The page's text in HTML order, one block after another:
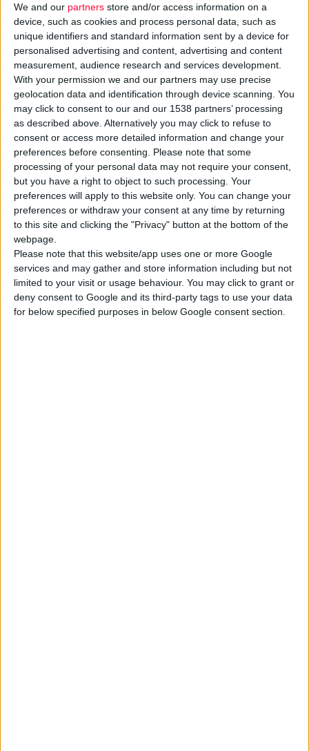
We and our partners store and/or access information on a
device, such as cookies and process personal data, such as
unique identifiers and standard information sent by a device for
personalised advertising and content, advertising and content
measurement, audience research and services development.
With your permission we and our partners may use precise
geolocation data and identification through device scanning. You
may click to consent to our and our 1538 partners’ processing
as described above. Alternatively you may click to refuse to
consent or access more detailed information and change your
preferences before consenting.
Please note that some
processing of your personal data may not require your consent,
but you have a right to object to such processing. Your
preferences will apply to this website only. You can change your
preferences or withdraw your consent at any time by returning
to this site and clicking the "Privacy" button at the bottom of the
webpage.
Please note that this website/app uses one or more Google
services and may gather and store information including but not
limited to your visit or usage behaviour. You may click to grant or
deny consent to Google and its third-party tags to use your data
for below specified purposes in below Google consent section.